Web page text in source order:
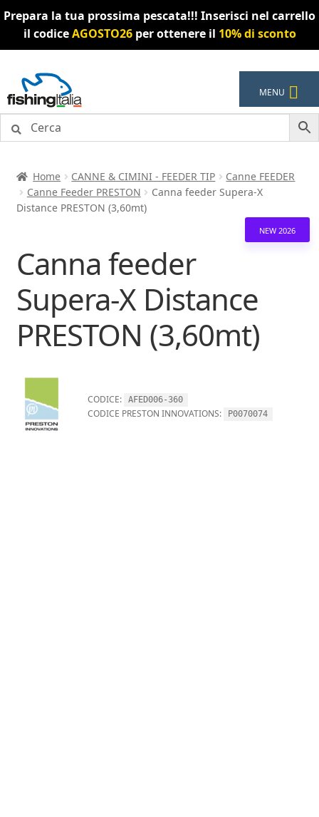
Prepara la tua prossima pescata!!! Inserisci nel carrello
il codiceAGOSTO26per ottenere il 10% di sconto
alla
navigazione
al
contenuto
MENU
Home CANNE & CIMINI - FEEDER TIP
Canne FEEDER
Canne Feeder PRESTON
Canna feeder Supera-X
Distance PRESTON (3,60mt)
NEW 2026
Canna feeder
Supera-X Distance
PRESTON (3,60mt)
CODICE: AFED006-360
CODICE PRESTON INNOVATIONS: P0070074